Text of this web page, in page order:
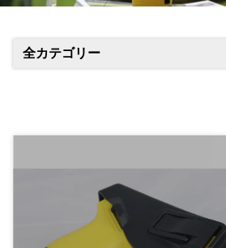
全カテゴリー